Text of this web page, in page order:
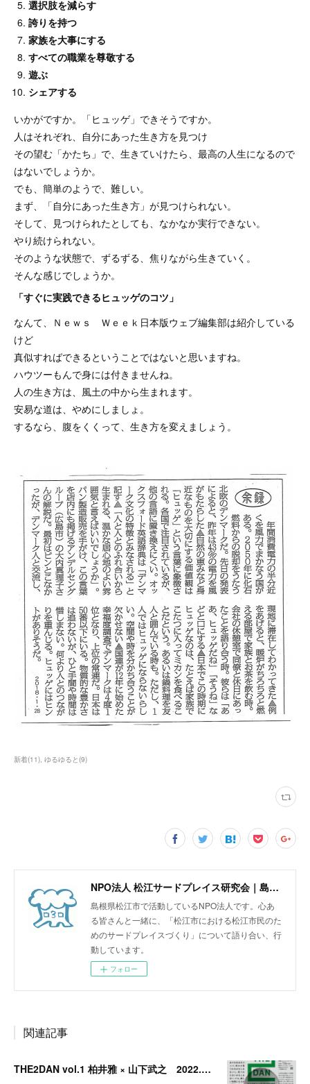
選択肢を減らす
誇りを持つ
家族を大事にする
すべての職業を尊敬する
遊ぶ
シェアする
いかがですか。「ヒュッゲ」できそうですか。
人はそれぞれ、自分にあった生き方を見つけ
その望む「かたち」で、生きていけたら、最高の人生になるので
はないでしょうか。
でも、簡単のようで、難しい。
まず、「自分にあった生き方」が見つけられない。
そして、見つけられたとしても、なかなか実行できない。
やり続けられない。
そのような状態で、ずるずる、焦りながら生きていく。
そんな感じでしょうか。
「すぐに実践できるヒュッゲのコツ」
なんて、Ｎｅｗｓ Ｗｅｅｋ日本版ウェブ編集部は紹介している
けど
真似すればできるということではないと思いますね。
ハウツーもんで身には付きませんね。
人の生き方は、風土の中から生まれます。
安易な道は、やめにしましょ。
するなら、腹をくくって、生き方を変えましょう。
新着(11) ゆるゆると(9)
NPO法人 松江サードプレイス研究会｜島根県松江市
島根県松江市で活動しているNPO法人です。心あ
る皆さんと一緒に、「松江市における松江市民のた
めのサードプレイスづくり」について語り合い、行
動しています。
フォロー
関連記事
THE2DAN vol.1 柏井雅 × 山下武之 2022.9.20開催